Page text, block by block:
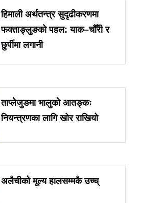
हिमाली अर्थतन्त्र सुदृढीकरणमा
फक्ताङ्लुङको पहल: याक–चौँरी र
छुर्पीमा लगानी
ताप्लेजुङमा भालुको आतङ्कः
नियन्त्रणका लागि खोर राखियो
अलैचीको मूल्य हालसम्मकै उच्च्